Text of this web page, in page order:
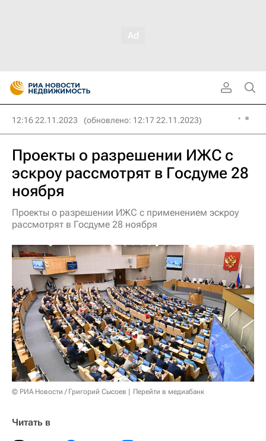
12:16 22.11.2023 (обновлено: 12:17 22.11.2023)
Проекты о разрешении ИЖС с
эскроу рассмотрят в Госдуме 28
ноября
Проекты о разрешении ИЖС с применением эскроу
рассмотрят в Госдуме 28 ноября
© РИА Новости / Григорий Сысоев Перейти в медиабанк
Читать в